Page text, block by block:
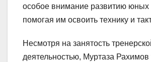
особое внимание развитию юных
помогая им освоить технику и
Несмотря на занятость
деятельностью, Муртаза Рахимов